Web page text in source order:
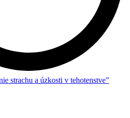
strachu a úzkosti v tehotenstve”